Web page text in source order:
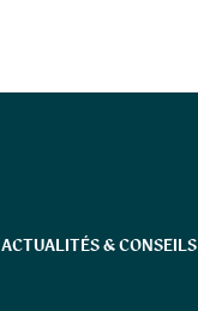
ACTUALITÉS & CONSEILS